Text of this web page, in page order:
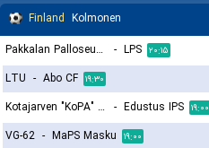
Finland Kolmonen
Pakkalan Palloseura (PPS) - LPS ۲۰:۱۵
LTU - Abo CF ۱۹:۳۰
Kotajarven "KoPA" Pallo - Edustus IPS ۱۹:۰۰
VG-62 - MaPS Masku ۱۹:۰۰